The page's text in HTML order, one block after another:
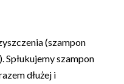
(szampon
Spłukujemy szampon
dłużej i